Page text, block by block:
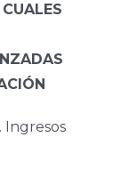
Ingresos